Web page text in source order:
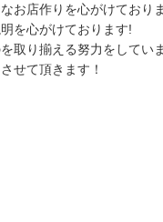
お店作りを心がけており
を心がけております!
取り揃える努力をしてい
せて頂きます！